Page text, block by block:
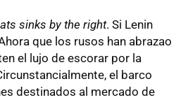
sinks by the right. Si Lenin
que los rusos han abrazao
el lujo de escorar por la
el barco
destinados al mercado de